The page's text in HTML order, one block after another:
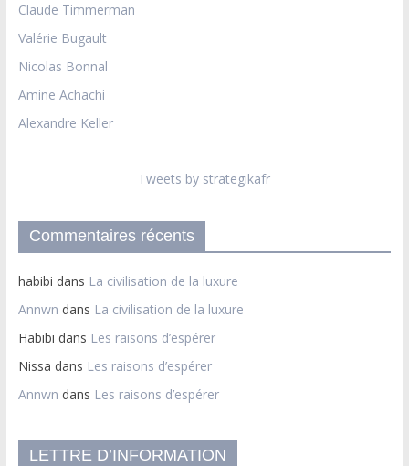
Claude Timmerman
Valérie Bugault
Nicolas Bonnal
Amine Achachi
Alexandre Keller
Tweets by strategikafr
Commentaires récents
habibi dans La civilisation de la luxure
Annwn dans La civilisation de la luxure
Habibi dans Les raisons d’espérer
Nissa dans Les raisons d’espérer
Annwn dans Les raisons d’espérer
LETTRE D’INFORMATION